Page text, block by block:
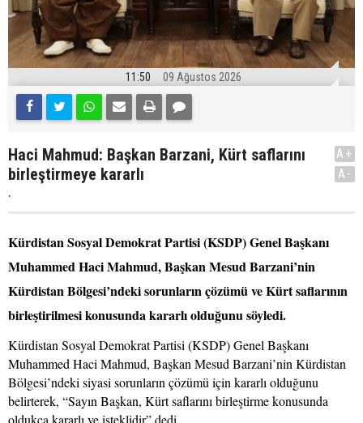
11:50 09 Ağustos 2026
Haci Mahmud: Başkan Barzani, Kürt saflarını
birleştirmeye kararlı
.
A+
A-
Kürdistan Sosyal Demokrat Partisi (KSDP) Genel Başkanı
Muhammed Haci Mahmud, Başkan Mesud Barzani’nin
Kürdistan Bölgesi’ndeki sorunların çözümü ve Kürt saflarının
birleştirilmesi konusunda kararlı olduğunu söyledi.
Kürdistan Sosyal Demokrat Partisi (KSDP) Genel Başkanı
Muhammed Haci Mahmud, Başkan Mesud Barzani’nin Kürdistan
Bölgesi’ndeki siyasi sorunların çözümü için kararlı olduğunu
belirterek, “Sayın Başkan, Kürt saflarını birleştirme konusunda
oldukça kararlı ve isteklidir” dedi.